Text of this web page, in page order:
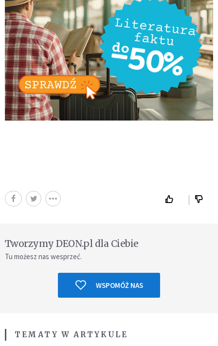
Tworzymy DEON.pl dla Ciebie
Tu możesz nas wesprzeć.
WSPOMÓŻ NAS
TEMATY W ARTYKULE